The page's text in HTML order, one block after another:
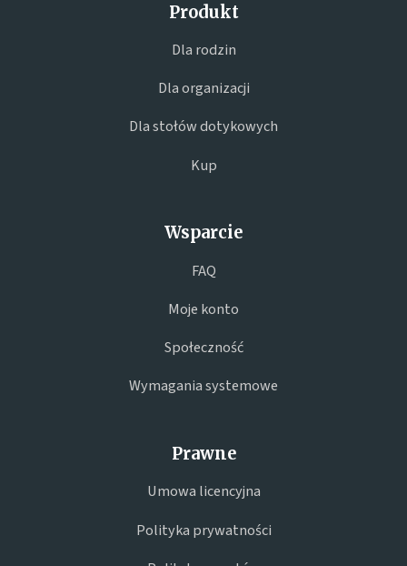
Produkt
Dla rodzin
Dla organizacji
Dla stołów dotykowych
Kup
Wsparcie
FAQ
Moje konto
Społeczność
Wymagania systemowe
Prawne
Umowa licencyjna
Polityka prywatności